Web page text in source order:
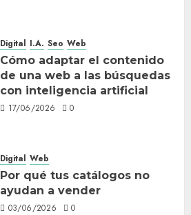
Digital I.A. Seo Web
Cómo adaptar el contenido
de una web a las búsquedas
con inteligencia artificial
17/06/2026 0
Digital Web
Por qué tus catálogos no
ayudan a vender
03/06/2026 0